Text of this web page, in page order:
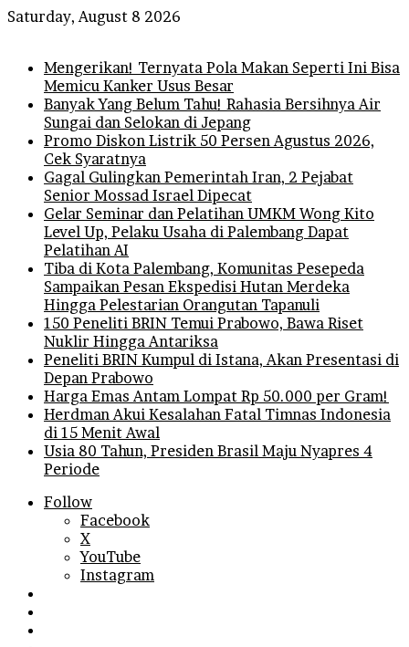
Saturday, August 8 2026
Mengerikan! Ternyata Pola Makan Seperti Ini Bisa
Memicu Kanker Usus Besar
Banyak Yang Belum Tahu! Rahasia Bersihnya Air
Sungai dan Selokan di Jepang
Promo Diskon Listrik 50 Persen Agustus 2026,
Cek Syaratnya
Gagal Gulingkan Pemerintah Iran, 2 Pejabat
Senior Mossad Israel Dipecat
Gelar Seminar dan Pelatihan UMKM Wong Kito
Level Up, Pelaku Usaha di Palembang Dapat
Pelatihan AI
Tiba di Kota Palembang, Komunitas Pesepeda
Sampaikan Pesan Ekspedisi Hutan Merdeka
Hingga Pelestarian Orangutan Tapanuli
150 Peneliti BRIN Temui Prabowo, Bawa Riset
Nuklir Hingga Antariksa
Peneliti BRIN Kumpul di Istana, Akan Presentasi di
Depan Prabowo
Harga Emas Antam Lompat Rp 50.000 per Gram!
Herdman Akui Kesalahan Fatal Timnas Indonesia
di 15 Menit Awal
Usia 80 Tahun, Presiden Brasil Maju Nyapres 4
Periode
Follow
Facebook
X
YouTube
Instagram